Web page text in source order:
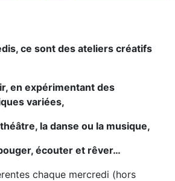
ce sont des ateliers créatifs
en expérimentant des
variées,
la danse ou la musique,
écouter et rêver…
chaque mercredi (hors